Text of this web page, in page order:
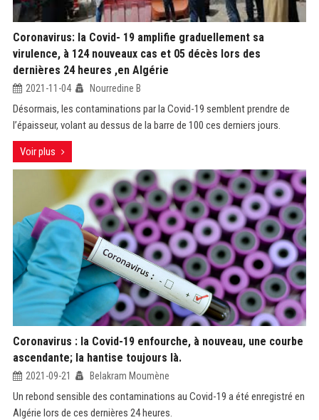
Coronavirus: la Covid- 19 amplifie graduellement sa
virulence, à 124 nouveaux cas et 05 décès lors des
dernières 24 heures ,en Algérie
2021-11-04 Nourredine B
Désormais, les contaminations par la Covid-19 semblent prendre de
l’épaisseur, volant au dessus de la barre de 100 ces derniers jours.
Voir plus
Coronavirus : la Covid-19 enfourche, à nouveau, une courbe
ascendante; la hantise toujours là.
2021-09-21 Belakram Moumène
Un rebond sensible des contaminations au Covid-19 a été enregistré en
Algérie lors de ces dernières 24 heures.